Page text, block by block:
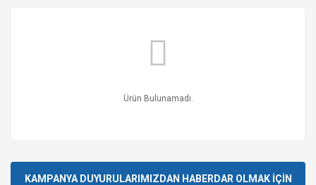
Ürün Bulunamadı.
KAMPANYA DUYURULARIMIZDAN HABERDAR OLMAK İÇİN